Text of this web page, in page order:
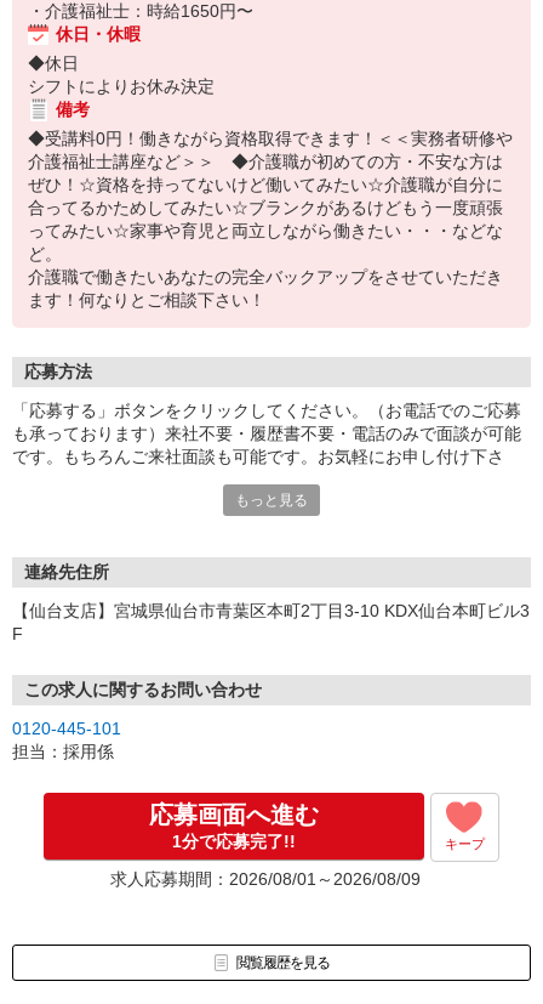
・介護福祉士：時給1650円〜
休日・休暇
◆休日
シフトによりお休み決定
備考
◆受講料0円！働きながら資格取得できます！＜＜実務者研修や
介護福祉士講座など＞＞ ◆介護職が初めての方・不安な方は
ぜひ！☆資格を持ってないけど働いてみたい☆介護職が自分に
合ってるかためしてみたい☆ブランクがあるけどもう一度頑張
ってみたい☆家事や育児と両立しながら働きたい・・・などな
ど。
介護職で働きたいあなたの完全バックアップをさせていただき
ます！何なりとご相談下さい！
応募方法
「応募する」ボタンをクリックしてください。（お電話でのご応募
も承っております）来社不要・履歴書不要・電話のみで面談が可能
です。もちろんご来社面談も可能です。お気軽にお申し付け下さ
もっと見る
連絡先住所
【仙台支店】宮城県仙台市青葉区本町2丁目3-10 KDX仙台本町ビル3
F
この求人に関するお問い合わせ
0120-445-101
担当：採用係
応募画面へ進む
1分で応募完了!! キープ
求人応募期間：2026/08/01～2026/08/09
閲覧履歴を見る